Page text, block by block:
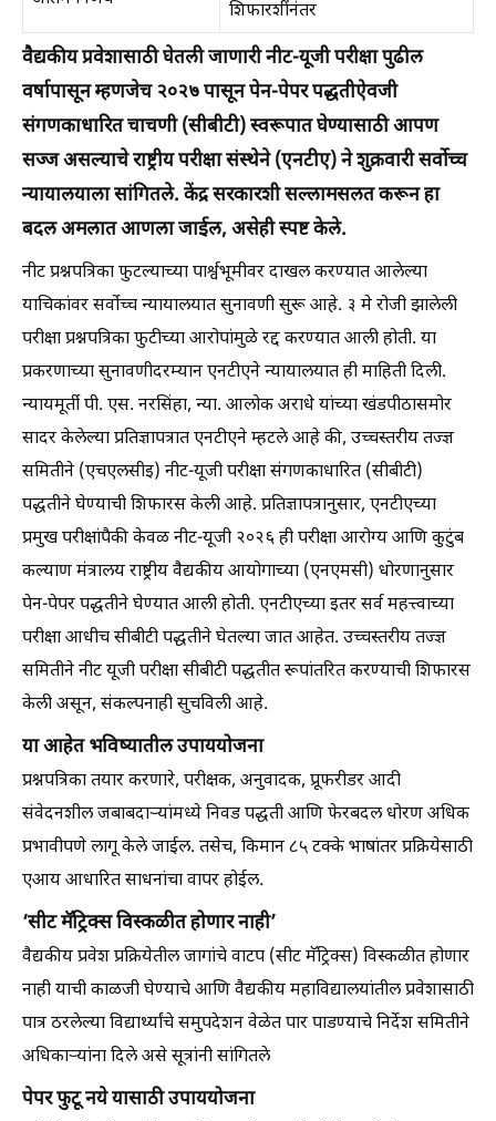
शिफारशींनंतर
वैद्यकीय प्रवेशासाठी घेतली जाणारी नीट-यूजी परीक्षा पुढील
वर्षापासून म्हणजेच २०२७ पासून पेन-पेपर पद्धतीऐवजी
संगणकाधारित चाचणी (सीबीटी) स्वरूपात घेण्यासाठी आपण
सज्ज असल्याचे राष्ट्रीय परीक्षा संस्थेने (एनटीए) ने शुक्रवारी सर्वोच्च
न्यायालयाला सांगितले. केंद्र सरकारशी सल्लामसलत करून हा
बदल अमलात आणला जाईल, असेही स्पष्ट केले.
नीट प्रश्नपत्रिका फुटल्याच्या पार्श्वभूमीवर दाखल करण्यात आलेल्या
याचिकांवर सर्वोच्च न्यायालयात सुनावणी सुरू आहे. ३ मे रोजी झालेली
परीक्षा प्रश्नपत्रिका फुटीच्या आरोपांमुळे रद्द करण्यात आली होती. या
प्रकरणाच्या सुनावणीदरम्यान एनटीएने न्यायालयात ही माहिती दिली.
न्यायमूर्ती पी. एस. नरसिंहा, न्या. आलोक अराधे यांच्या खंडपीठासमोर
सादर केलेल्या प्रतिज्ञापत्रात एनटीएने म्हटले आहे की, उच्चस्तरीय तज्ज्ञ
समितीने (एचएलसीइ) नीट-यूजी परीक्षा संगणकाधारित (सीबीटी)
पद्धतीने घेण्याची शिफारस केली आहे. प्रतिज्ञापत्रानुसार, एनटीएच्या
प्रमुख परीक्षांपैकी केवळ नीट-यूजी २०२६ ही परीक्षा आरोग्य आणि कुटुंब
कल्याण मंत्रालय राष्ट्रीय वैद्यकीय आयोगाच्या (एनएमसी) धोरणानुसार
पेन-पेपर पद्धतीने घेण्यात आली होती. एनटीएच्या इतर सर्व महत्त्वाच्या
परीक्षा आधीच सीबीटी पद्धतीने घेतल्या जात आहेत. उच्चस्तरीय तज्ज्ञ
समितीने नीट यूजी परीक्षा सीबीटी पद्धतीत रूपांतरित करण्याची शिफारस
केली असून, संकल्पनाही सुचविली आहे.
या आहेत भविष्यातील उपाययोजना
प्रश्नपत्रिका तयार करणारे, परीक्षक, अनुवादक, प्रूफरीडर आदी
संवेदनशील जबाबदाऱ्यांमध्ये निवड पद्धती आणि फेरबदल धोरण अधिक
प्रभावीपणे लागू केले जाईल. तसेच, किमान ८५ टक्के भाषांतर प्रक्रियेसाठी
एआय आधारित साधनांचा वापर होईल.
‘सीट मॅट्रिक्स विस्कळीत होणार नाही’
वैद्यकीय प्रवेश प्रक्रियेतील जागांचे वाटप (सीट मॅट्रिक्स) विस्कळीत होणार
नाही याची काळजी घेण्याचे आणि वैद्यकीय महाविद्यालयांतील प्रवेशासाठी
पात्र ठरलेल्या विद्यार्थ्यांचे समुपदेशन वेळेत पार पाडण्याचे निर्देश समितीने
अधिकाऱ्यांना दिले असे सूत्रांनी सांगितले
पेपर फुटू नये यासाठी उपाययोजना